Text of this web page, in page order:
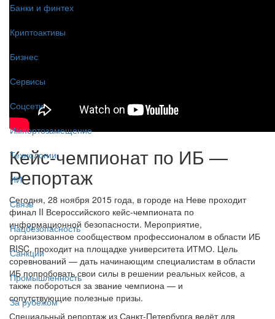
Банки и финтех
Криптоактивы
Бизнес
Сервисы
Соцсети
Импортозамещение
Технологии
ИИ
Связь
Нацбезопасность
Санкции
Промышленность
За рубежом
Кейс-чемпионат по ИБ —
Репортаж
Сегодня, 28 ноября 2015 года, в городе на Неве проходит
финал II Всероссийского кейс-чемпионата по
информационной безопасности. Мероприятие,
организованное сообществом профессионалом в области ИБ
RISC, проходит на площадке университета ИТМО. Цель
соревнований — дать начинающим специалистам в области
ИБ попробовать свои силы в решении реальных кейсов, а
также побороться за звание чемпиона — и
сопутствующие полезные призы.
Специальный репортаж из Санкт-Петербурга ведёт для